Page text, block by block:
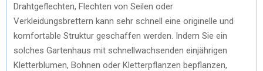
Drahtgeflechten, Flechten von Seilen oder
Verkleidungsbrettern kann sehr schnell eine originelle und
komfortable Struktur geschaffen werden. Indem Sie ein
solches Gartenhaus mit schnellwachsenden einjährigen
Kletterblumen, Bohnen oder Kletterpflanzen bepflanzen,